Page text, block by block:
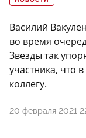
Василий
во время
Звезды так
участника, что
коллегу.
20 февраля 2021